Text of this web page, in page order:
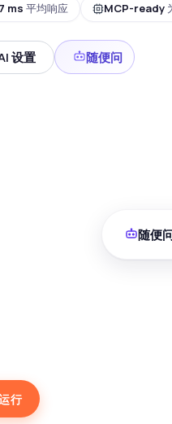
ms 平均响应 MCP-ready
设置 随便问
随便
行